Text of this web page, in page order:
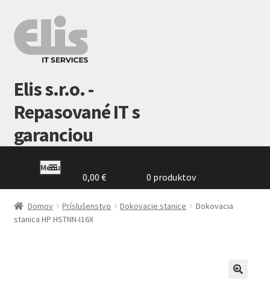
Preskočiť
na
navigáciu
Preskočiť
na
obsah
Elis s.r.o. -
Repasované IT s
garanciou
Menu
Domovská
stránka
0,00 € 0 produktov
Domov Príslušenstvo Dokovacie stanice
Dokovacia
stanica HP HSTNN-I16X